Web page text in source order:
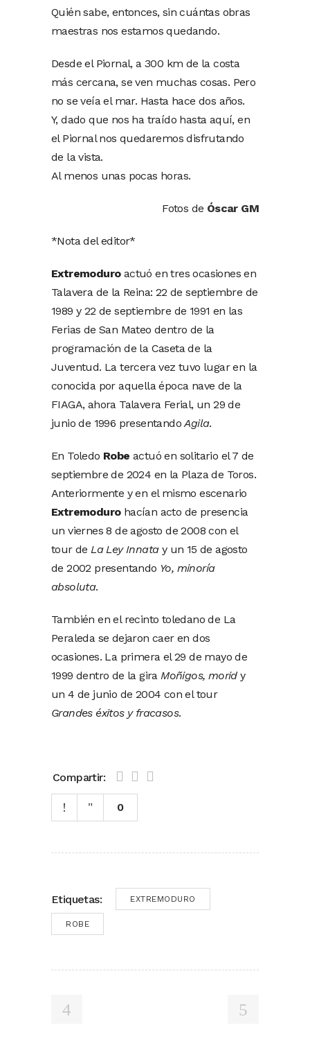
Quién sabe, entonces, sin cuántas obras
maestras nos estamos quedando.
Desde el Piornal, a 300 km de la costa
más cercana, se ven muchas cosas. Pero
no se veía el mar. Hasta hace dos años.
Y, dado que nos ha traído hasta aquí, en
el Piornal nos quedaremos disfrutando
de la vista.
Al menos unas pocas horas.
Fotos de Óscar GM
*Nota del editor*
Extremoduroactuó en tres ocasiones en
Talavera de la Reina: 22 de septiembre de
1989 y 22 de septiembre de 1991 en las
Ferias de San Mateo dentro de la
programación de la Caseta de la
Juventud. La tercera vez tuvo lugar en la
conocida por aquella época nave de la
FIAGA, ahora Talavera Ferial, un 29 de
junio de 1996 presentandoAgila.
En Toledo Robe actuó en solitario el 7 de
septiembre de 2024 en la Plaza de Toros.
Anteriormente y en el mismo escenario
Extremodurohacían acto de presencia
un viernes 8 de agosto de 2008 con el
tour deLa Ley Innatay un 15 de agosto
de 2002 presentando Yo, minoría
absoluta.
También en el recinto toledano de La
Peraleda se dejaron caer en dos
ocasiones. La primera el 29 de mayo de
1999 dentro de la giraMoñigos, moridy
un 4 de junio de 2004 con el tour
Grandes éxitos y fracasos.
Compartir:
0
Etiquetas: EXTREMODURO
ROBE